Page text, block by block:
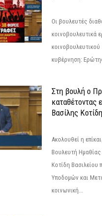
Οι βουλευτές
κοινοβουλευτικά
κυβέρνηση:
Στη βουλή ο
καταθέτοντας
Βασίλης
Ακολουθεί η
Βουλευτή
Κοτίδη Βασιλείου
Υποδομών και
κοινωνική...